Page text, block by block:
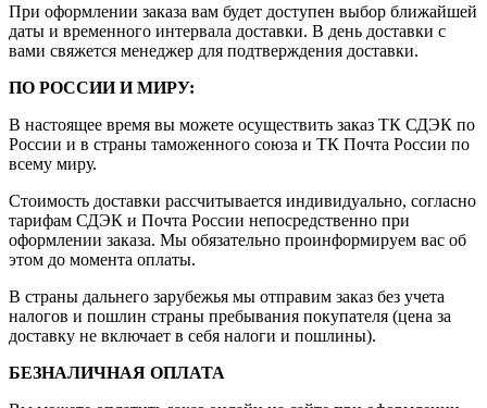
При оформлении заказа вам будет доступен выбор ближайшей
даты и временного интервала доставки. В день доставки с
вами свяжется менеджер для подтверждения доставки.
ПО РОССИИ И МИРУ:
В настоящее время вы можете осуществить заказ ТК СДЭК по
России и в страны таможенного союза и ТК Почта России по
всему миру.
Стоимость доставки рассчитывается индивидуально, согласно
тарифам СДЭК и Почта России непосредственно при
оформлении заказа. Мы обязательно проинформируем вас об
этом до момента оплаты.
В страны дальнего зарубежья мы отправим заказ без учета
налогов и пошлин страны пребывания покупателя (цена за
доставку не включает в себя налоги и пошлины).
БЕЗНАЛИЧНАЯ ОПЛАТА